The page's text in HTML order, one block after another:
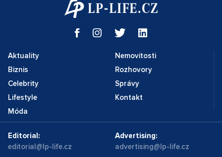
Aktuality
Biznis
Celebrity
Lifestyle
Móda
Nemovitosti
Rozhovory
Správy
Kontakt
Editorial:
editorial@lp-life.cz
Advertising:
advertising@lp-life.cz